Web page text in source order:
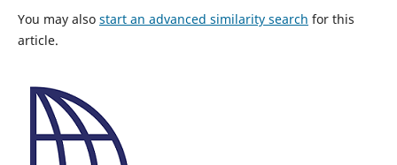
You may also start an advanced similarity search for this
article.